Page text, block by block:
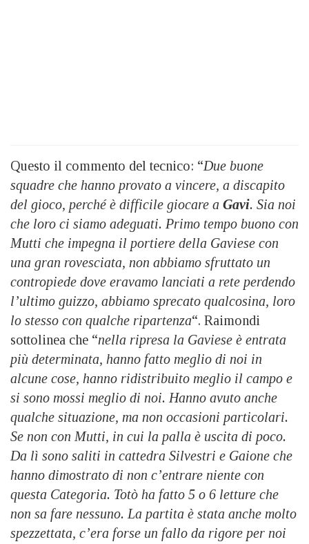
Questo il commento del tecnico: “Due buone
squadre che hanno provato a vincere, a discapito
del gioco, perché è difficile giocare a Gavi. Sia noi
che loro ci siamo adeguati. Primo tempo buono con
Mutti che impegna il portiere della Gaviese con
una gran rovesciata, non abbiamo sfruttato un
contropiede dove eravamo lanciati a rete perdendo
l’ultimo guizzo, abbiamo sprecato qualcosina, loro
lo stesso con qualche ripartenza“. Raimondi
sottolinea che “nella ripresa la Gaviese è entrata
più determinata, hanno fatto meglio di noi in
alcune cose, hanno ridistribuito meglio il campo e
si sono mossi meglio di noi. Hanno avuto anche
qualche situazione, ma non occasioni particolari.
Se non con Mutti, in cui la palla è uscita di poco.
Da lì sono saliti in cattedra Silvestri e Gaione che
hanno dimostrato di non c’entrare niente con
questa Categoria. Totò ha fatto 5 o 6 letture che
non sa fare nessuno. La partita è stata anche molto
spezzettata, c’era forse un fallo da rigore per noi